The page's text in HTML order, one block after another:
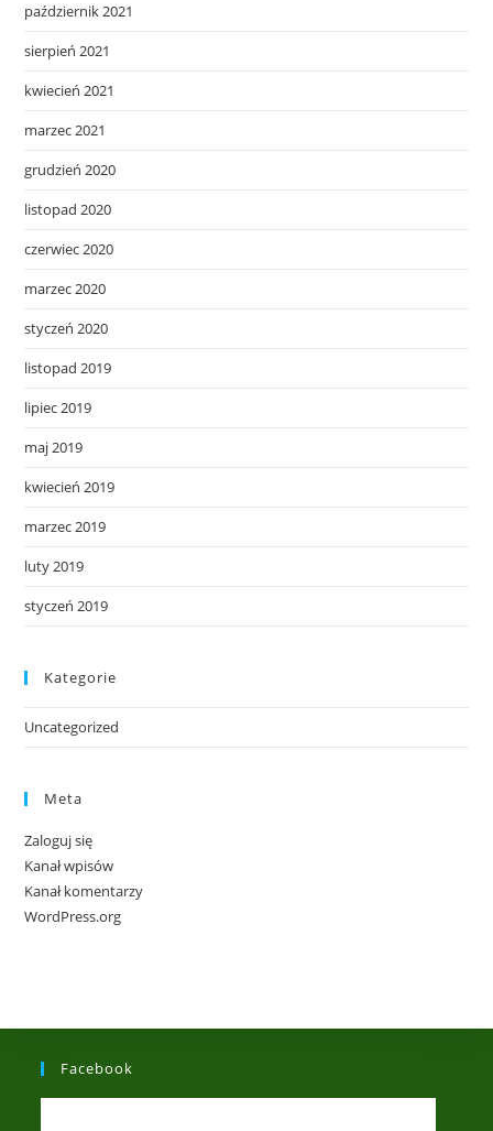
październik 2021
sierpień 2021
kwiecień 2021
marzec 2021
grudzień 2020
listopad 2020
czerwiec 2020
marzec 2020
styczeń 2020
listopad 2019
lipiec 2019
maj 2019
kwiecień 2019
marzec 2019
luty 2019
styczeń 2019
Kategorie
Uncategorized
Meta
Zaloguj się
Kanał wpisów
Kanał komentarzy
WordPress.org
Facebook